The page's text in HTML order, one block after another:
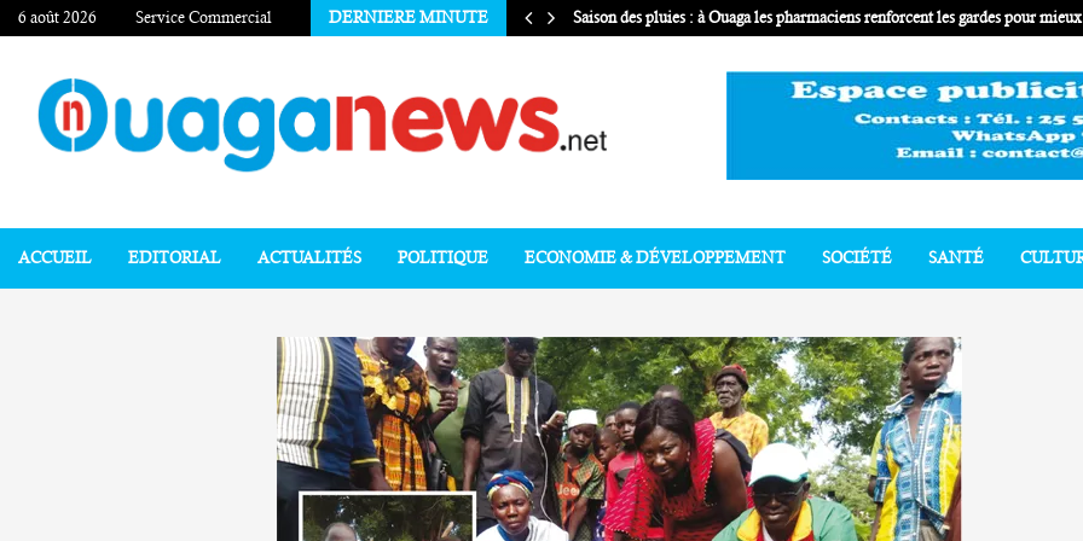
6 août 2026 Service Commercial DERNIERE MINUTE Saison des pluies : à Ouaga les pharmaciens renforcent les gardes pour
ACCUEIL EDITORIAL ACTUALITÉS POLITIQUE ECONOMIE & DÉVELOPPEMENT SOCIÉTÉ SANTÉ